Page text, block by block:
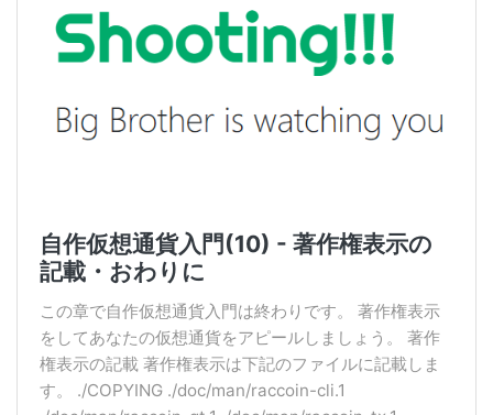
自作仮想通貨入門(10) - 著作権表示の
記載・おわりに
この章で自作仮想通貨入門は終わりです。 著作権表示
をしてあなたの仮想通貨をアピールしましょう。 著作
権表示の記載 著作権表示は下記のファイルに記載しま
す。 ./COPYING ./doc/man/raccoin-cli.1